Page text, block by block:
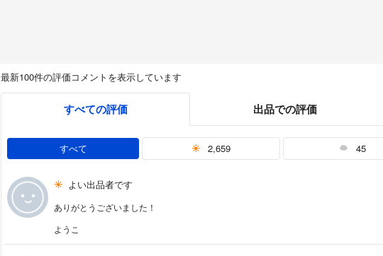
最新100件の評価コメントを表示しています
すべての評価 出品での評価
すべて 2,659 45
よい出品者です
ありがとうございました！
ようこ